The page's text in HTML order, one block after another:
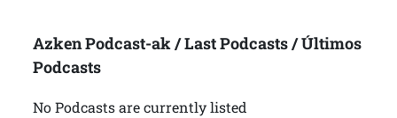
Azken Podcast-ak / Last Podcasts / Últimos
Podcasts
No Podcasts are currently listed